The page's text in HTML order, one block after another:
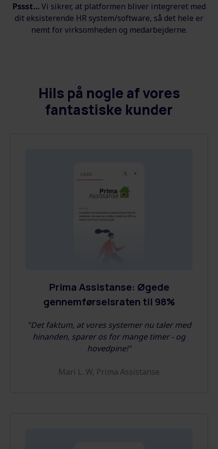
Pssst…Vi sikrer, at platformen bliver integreret med
dit eksisterende HR system/software, så det hele er
nemt for virksomheden og medarbejderne.
Hils på nogle af vores
fantastiske kunder
Prima Assistanse: Øgede
gennemførselsraten til 98%
"Det faktum, at vores systemer nu taler med
hinanden, sparer os for mange timer - og
hovedpine!"
Mari L. W, Prima Assistanse